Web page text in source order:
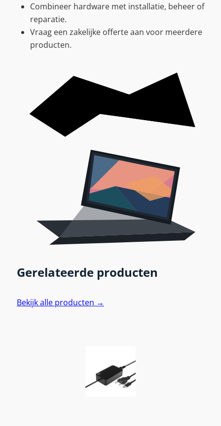
Combineer hardware met installatie, beheer of
reparatie.
Vraag een zakelijke offerte aan voor meerdere
producten.
Gerelateerde producten
Bekijk alle producten →